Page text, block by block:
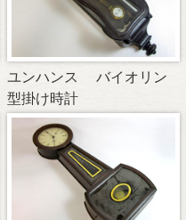
ユンハンス バイオリン
型掛け時計